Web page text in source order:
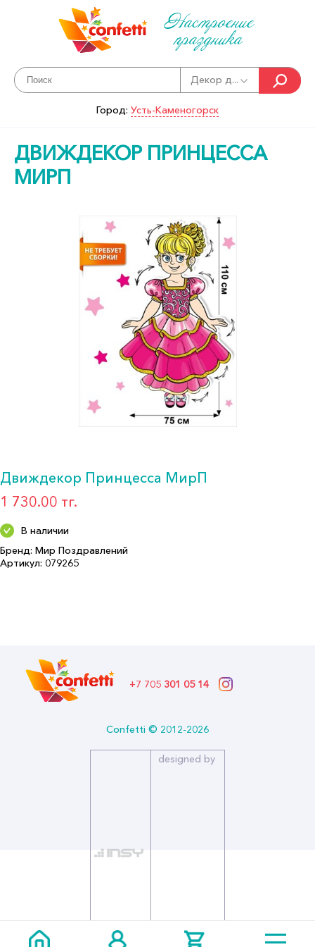
Настроение
праздника
Декор д...
Город: Усть-Каменогорск
ДВИЖДЕКОР ПРИНЦЕССА
МИРП
Движдекор Принцесса МирП
1 730.00 тг.
В наличии
Бренд: Мир Поздравлений
Артикул: 079265
+7 705 301 05 14
Confetti © 2012-2026
designed by